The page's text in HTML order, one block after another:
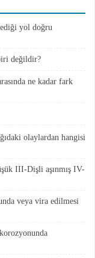
yol doğru
değildir?
ne kadar fark
olaylardan hangisi
III-Dişli aşınmış IV-
veya vira edilmesi